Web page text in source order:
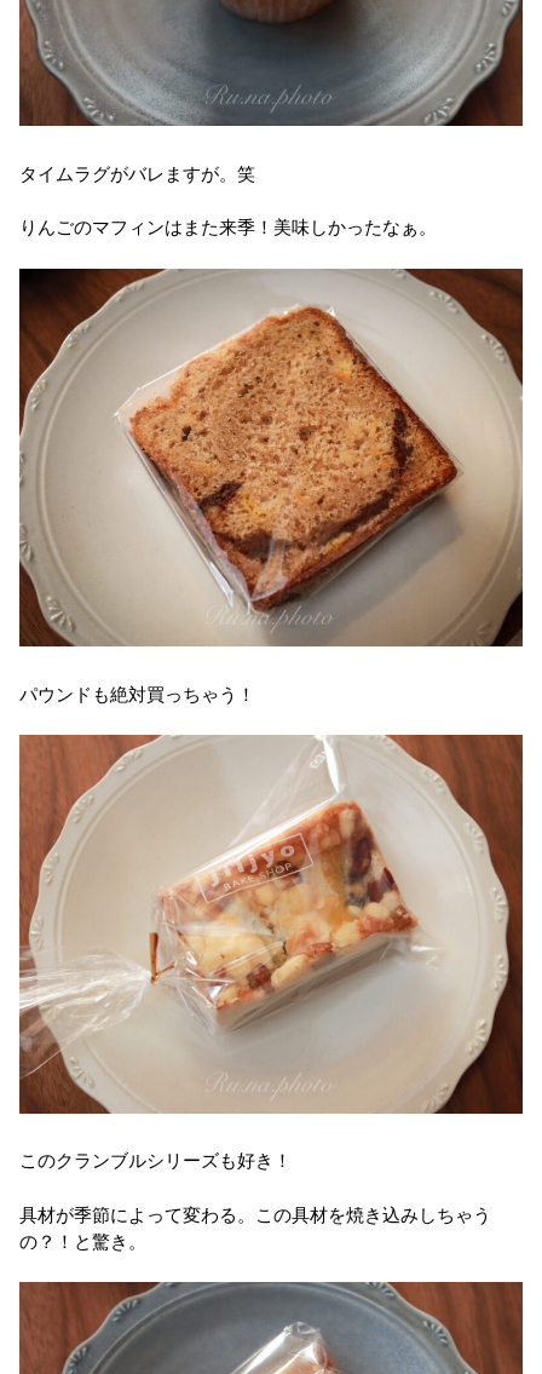
タイムラグがバレますが。笑
りんごのマフィンはまた来季！美味しかったなぁ。
パウンドも絶対買っちゃう！
このクランブルシリーズも好き！
具材が季節によって変わる。この具材を焼き込みしちゃう
の？！と驚き。